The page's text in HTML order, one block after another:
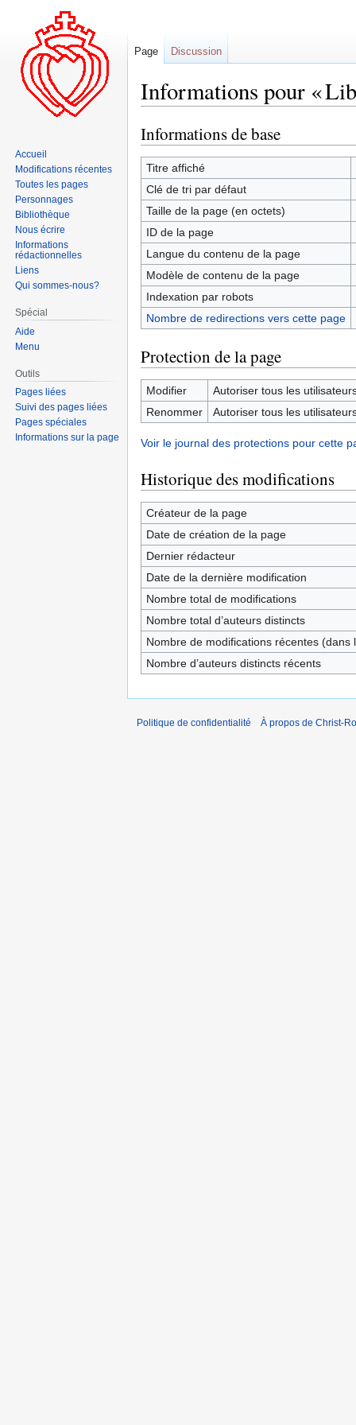
Informations pour «
Aller
à
la
navigation
Aller
à
la
recherche
Informations de base
Titre affiché
Clé de tri par défaut
Taille de la page (en octets)
ID de la page
Langue du contenu de la page
Modèle de contenu de la page
Indexation par robots
Nombre de redirections vers cette page
Protection de la page
Modifier
Autoriser tous les
Renommer
Autoriser tous les
Voir le journal des protections pour cette
Historique des modifications
Créateur de la page
Date de création de la page
Dernier rédacteur
Date de la dernière modification
Nombre total de modifications
Nombre total d’auteurs distincts
Nombre de modifications récentes (dans
Nombre d’auteurs distincts récents
Page Discussion
Accueil
Modifications récentes
Toutes les pages
Personnages
Bibliothèque
Nous écrire
Informations
rédactionnelles
Liens
Qui sommes-nous?
Spécial
Aide
Menu
Outils
Pages liées
Suivi des pages liées
Pages spéciales
Informations sur la page
Politique de confidentialité À propos de Christ-